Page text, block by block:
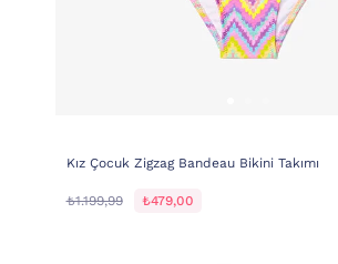
Kız Çocuk Zigzag Bandeau Bikini Takımı
₺1.199,99 ₺479,00